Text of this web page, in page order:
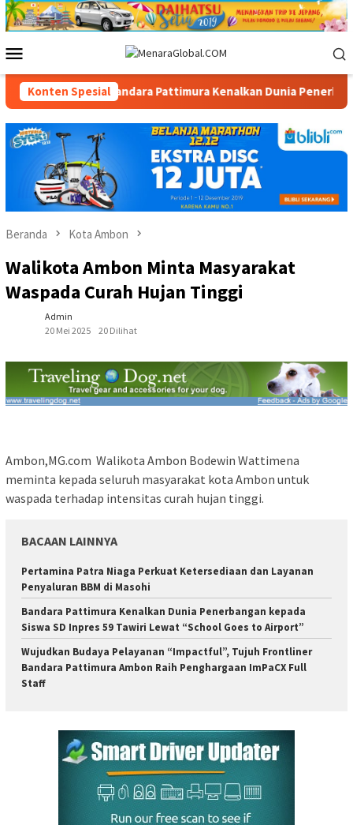
Loncat
ke
Mobile
Konten Spesial
Bandara Pattimura Kenalkan Dunia Penerbangan
Beranda Kota Ambon
Walikota Ambon Minta Masyarakat
Waspada Curah Hujan Tinggi
Admin
20 Mei 2025
20 Dilihat
Ambon,MG.com Walikota Ambon Bodewin Wattimena
meminta kepada seluruh masyarakat kota Ambon untuk
waspada terhadap intensitas curah hujan tinggi.
BACAAN LAINNYA
Pertamina Patra Niaga Perkuat Ketersediaan dan Layanan
Penyaluran BBM di Masohi
Bandara Pattimura Kenalkan Dunia Penerbangan kepada
Siswa SD Inpres 59 Tawiri Lewat “School Goes to Airport”
Wujudkan Budaya Pelayanan “Impactful”, Tujuh Frontliner
Bandara Pattimura Ambon Raih Penghargaan ImPaCX Full
Staff